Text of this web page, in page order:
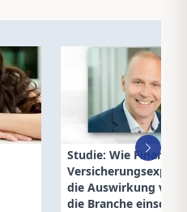
Studie: Wie Finanz-
die Auswirkung von
die Branche